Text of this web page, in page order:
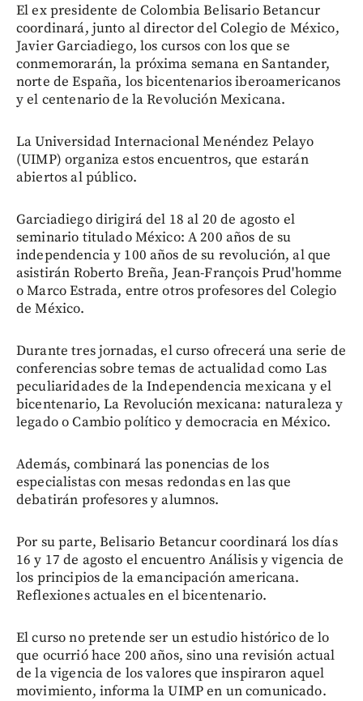
El ex presidente de Colombia Belisario Betancur
coordinará, junto al director del Colegio de México,
Javier Garciadiego, los cursos con los que se
conmemorarán, la próxima semana en Santander,
norte de España, los bicentenarios iberoamericanos
y el centenario de la Revolución Mexicana.
La Universidad Internacional Menéndez Pelayo
(UIMP) organiza estos encuentros, que estarán
abiertos al público.
Garciadiego dirigirá del 18 al 20 de agosto el
seminario titulado México: A 200 años de su
independencia y 100 años de su revolución, al que
asistirán Roberto Breña, Jean-François Prud'homme
o Marco Estrada, entre otros profesores del Colegio
de México.
Durante tres jornadas, el curso ofrecerá una serie de
conferencias sobre temas de actualidad como Las
peculiaridades de la Independencia mexicana y el
bicentenario, La Revolución mexicana: naturaleza y
legado o Cambio político y democracia en México.
Además, combinará las ponencias de los
especialistas con mesas redondas en las que
debatirán profesores y alumnos.
Por su parte, Belisario Betancur coordinará los días
16 y 17 de agosto el encuentro Análisis y vigencia de
los principios de la emancipación americana.
Reflexiones actuales en el bicentenario.
El curso no pretende ser un estudio histórico de lo
que ocurrió hace 200 años, sino una revisión actual
de la vigencia de los valores que inspiraron aquel
movimiento, informa la UIMP en un comunicado.